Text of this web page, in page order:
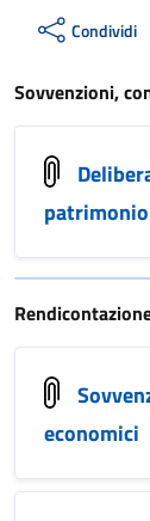
Condividi
Sovvenzioni,
economici